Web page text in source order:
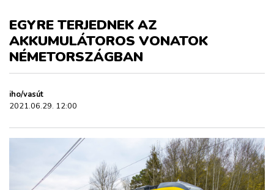
KÖZÚT
REPÜLÉS
KÖZLEKEDÉSFEJLESZTÉS
ZÖLDÚT
EGYRE TERJEDNEK AZ
AKKUMULÁTOROS VONATOK
NÉMETORSZÁGBAN
iho/vasút
2021.06.29. 12:00